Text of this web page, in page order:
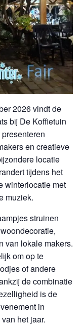
2026 vindt de
bij De Koffietuin
en creatieve
locatie
tijdens het
winterlocatie met
muziek.
struinen
van lokale makers.
om op te
of andere
de combinatie
is de
in
het jaar.